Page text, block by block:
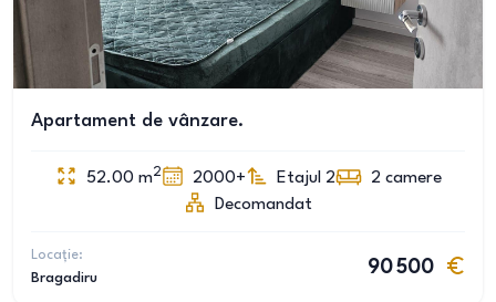
Apartament de vânzare.
52.00 m2 2000+ Etajul 2 2 camere
Decomandat
Locație:
Bragadiru
90 500